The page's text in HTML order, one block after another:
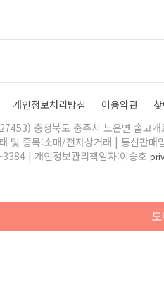
개인정보처리방침 이용약관
충청북도 충주시 노은면 솔고
및 종목:소매/전자상거래 | 통신판매
| 개인정보관리책임자:이승호